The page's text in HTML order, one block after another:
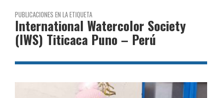
PUBLICACIONES EN LA ETIQUETA
International Watercolor Society
(IWS) Titicaca Puno – Perú